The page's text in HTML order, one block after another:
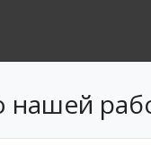
нашей
мусора из